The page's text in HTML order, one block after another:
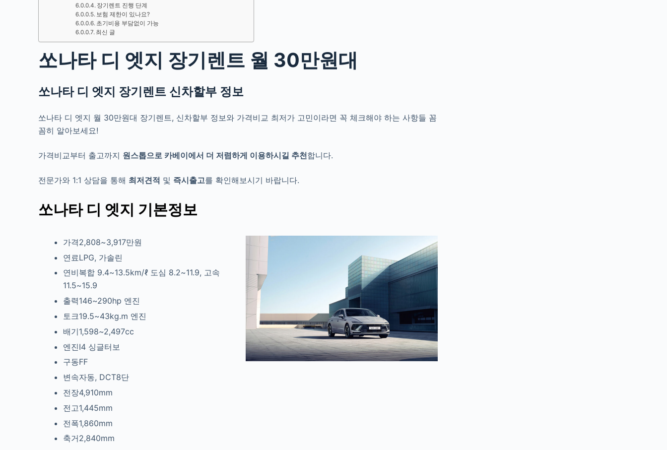
장기렌트 진행 단계
보험 제한이 있나요?
초기비용 부담없이 가능
최신 글
쏘나타 디 엣지 장기렌트 월 30만원대
쏘나타 디 엣지 장기렌트 신차할부 정보
쏘나타 디 엣지 월 30만원대 장기렌트, 신차할부 정보와 가격비교 최저가 고민이라면 꼭 체크해야 하는 사항들 꼼
꼼히 알아보세요!
가격비교부터 출고까지 원스톱으로 카베이에서 더 저렴하게 이용하시길 추천합니다.
전문가와 1:1 상담을 통해 최저견적 및 즉시출고를 확인해보시기 바랍니다.
쏘나타 디 엣지 기본정보
가격2,808~3,917만원
연료LPG, 가솔린
연비복합 9.4~13.5km/ℓ 도심 8.2~11.9, 고속
11.5~15.9
출력146~290hp 엔진
토크19.5~43kg.m 엔진
배기1,598~2,497cc
엔진I4 싱글터보
구동FF
변속자동, DCT8단
전장4,910mm
전고1,445mm
전폭1,860mm
축거2,840mm